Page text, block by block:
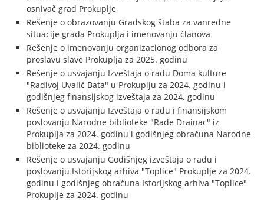
osnivač grad Prokuplje
Rešenje o obrazovanju Gradskog štaba za vanredne
situacije grada Prokuplja i imenovanju članova
Rešenje o imenovanju organizacionog odbora za
proslavu slave Prokuplja za 2025. godinu
Rešenje o usvajanju Izveštaja o radu Doma kulture
"Radivoj Uvalić Bata" u Prokuplju za 2024. godinu i
godišnjeg finansijskog izveštaja za 2024. godinu
Rešenje o usvajanju Izveštaja o radu i finansijskom
poslovanju Narodne biblioteke "Rade Drainac" iz
Prokuplja za 2024. godinu i godišnjeg obračuna Narodne
biblioteke za 2024. godinu
Rešenje o usvajanju Godišnjeg izveštaja o radu i
poslovanju Istorijskog arhiva "Toplice" Prokuplje za 2024.
godinu i godišnjeg obračuna Istorijskog arhiva "Toplice"
Prokuplje za 2024. godinu